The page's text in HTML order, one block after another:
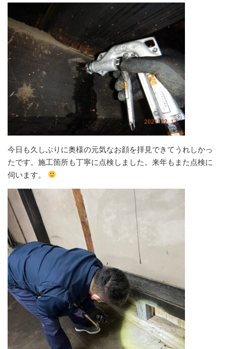
今日も久しぶりに奥様の元気なお顔を拝見できてうれしかっ
たです。施工箇所も丁寧に点検しました。来年もまた点検に
伺います。